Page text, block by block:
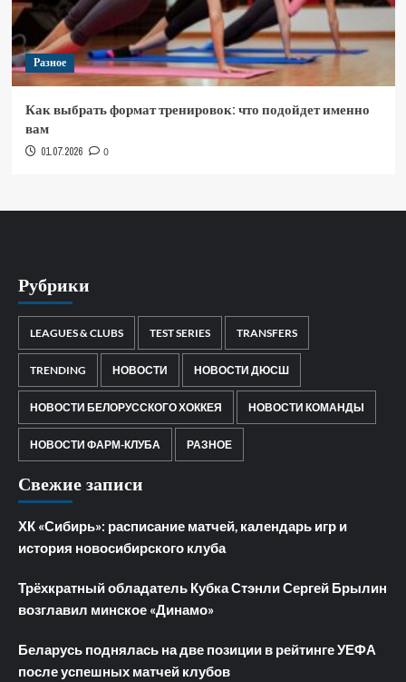
Разное
Как выбрать формат тренировок: что подойдет именно
вам
01.07.2026 0
Рубрики
LEAGUES & CLUBS TEST SERIES TRANSFERS
TRENDING НОВОСТИ НОВОСТИ ДЮСШ
НОВОСТИ БЕЛОРУССКОГО ХОККЕЯ НОВОСТИ КОМАНДЫ
НОВОСТИ ФАРМ-КЛУБА РАЗНОЕ
Свежие записи
ХК «Сибирь»: расписание матчей, календарь игр и
история новосибирского клуба
Трёхкратный обладатель Кубка Стэнли Сергей Брылин
возглавил минское «Динамо»
Беларусь поднялась на две позиции в рейтинге УЕФА
после успешных матчей клубов